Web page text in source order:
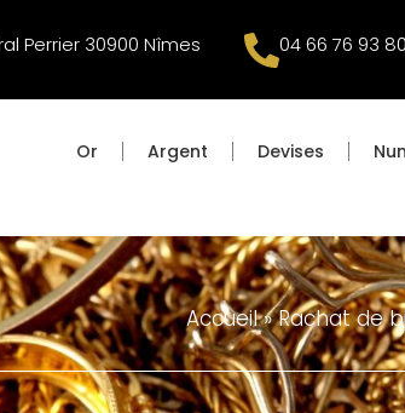
Perrier 30900 Nîmes 04 66 76 93 80
Or Argent Devises
Accueil»Rachat de